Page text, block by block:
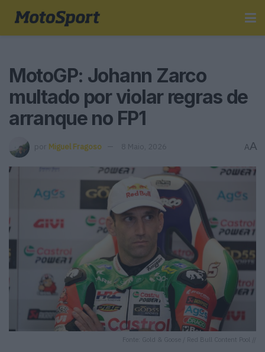
MotoGP: Johann Zarco
multado por violar regras de
arranque no FP1
por Miguel Fragoso 8 Maio, 2026 AA
Fonte: Gold & Goose / Red Bull Content Pool //